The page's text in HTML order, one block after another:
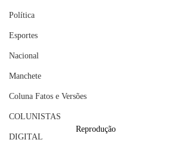
Política
Esportes
Nacional
Manchete
Coluna Fatos e Versões
COLUNISTAS
DIGITAL
Reprodução